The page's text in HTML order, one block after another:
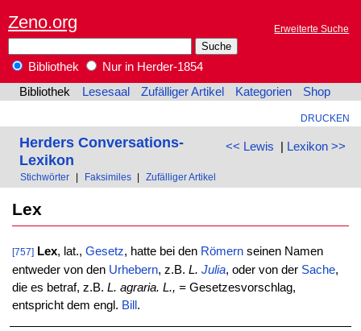
Zeno.org Erweiterte Suche
Bibliothek
Nur in Herder-1854
Bibliothek
Lesesaal Zufälliger Artikel Kategorien Shop
DRUCKEN
<< Lewis | Lexikon >>
Herders Conversations-
Lexikon
Stichwörter Faksimiles Zufälliger Artikel
Lex
[757] Lex, lat., Gesetz, hatte bei den Römernseinen Namen
entweder von den Urhebern, z.B. L. Julia, oder von der Sache,
die es betraf, z.B. L. agraria. L., = Gesetzesvorschlag,
entspricht dem engl. Bill .